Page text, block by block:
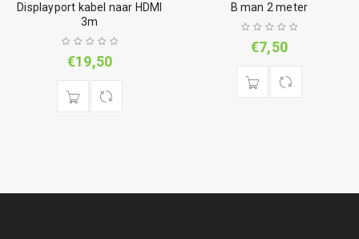
Displayport kabel naar HDMI
3m
€19,50
B man 2 meter
€7,50